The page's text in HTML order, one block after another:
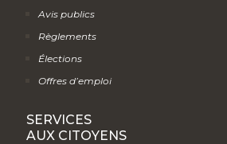
Avis publics
Règlements
Élections
Offres d’emploi
SERVICES
AUX CITOYENS